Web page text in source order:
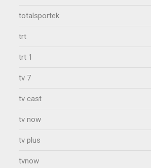
totalsportek
trt
trt 1
tv 7
tv cast
tv now
tv plus
tvnow